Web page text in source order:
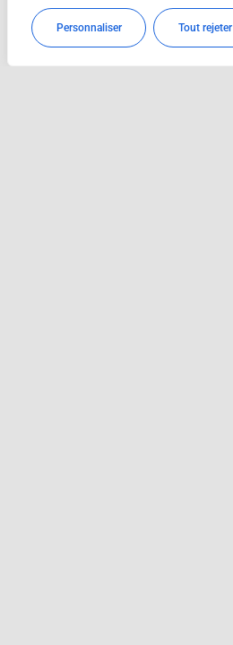
Personnaliser Tout rejeter